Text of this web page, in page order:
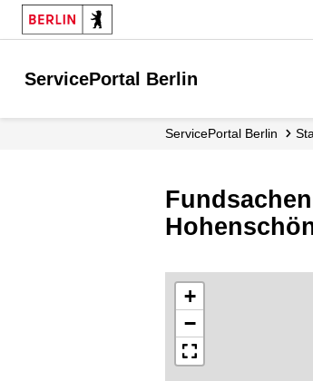
ServicePortal Berlin
ServicePortal Berlin
+
−